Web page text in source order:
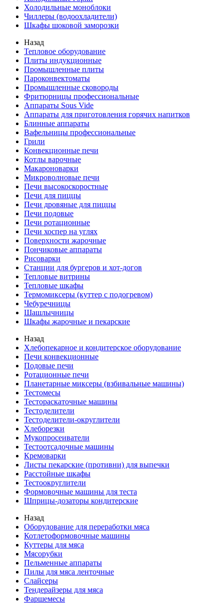
Холодильные моноблоки
Чиллеры (водоохладители)
Шкафы шоковой заморозки
Назад
Тепловое оборудование
Плиты индукционные
Промышленные плиты
Пароконвектоматы
Промышленные сковороды
Фритюрницы профессиональные
Аппараты Sous Vide
Аппараты для приготовления горячих напитков
Блинные аппараты
Вафельницы профессиональные
Грили
Конвекционные печи
Котлы варочные
Макароноварки
Микроволновые печи
Печи высокоскоростные
Печи для пиццы
Печи дровяные для пиццы
Печи подовые
Печи ротационные
Печи хоспер на углях
Поверхности жарочные
Пончиковые аппараты
Рисоварки
Станции для бургеров и хот-догов
Тепловые витрины
Тепловые шкафы
Термомиксеры (куттер с подогревом)
Чебуречницы
Шашлычницы
Шкафы жарочные и пекарские
Назад
Хлебопекарное и кондитерское оборудование
Печи конвекционные
Подовые печи
Ротационные печи
Планетарные миксеры (взбивальные машины)
Тестомесы
Тестораскаточные машины
Тестоделители
Тестоделители-округлители
Хлеборезки
Мукопросеиватели
Тестоотсадочные машины
Кремоварки
Листы пекарские (противни) для выпечки
Расстойные шкафы
Тестоокруглители
Формовочные машины для теста
Шприцы-дозаторы кондитерские
Назад
Оборудование для переработки мяса
Котлетоформовочные машины
Куттеры для мяса
Мясорубки
Пельменные аппараты
Пилы для мяса ленточные
Слайсеры
Тендерайзеры для мяса
Фаршемесы